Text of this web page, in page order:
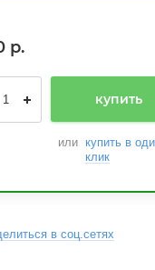
р.
купить
или купить в
клик
в соц.сетях